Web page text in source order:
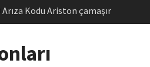
Arıza Kodu Ariston çamaşır
Sorunu
buzdolabı F5 Hatası Çözüm